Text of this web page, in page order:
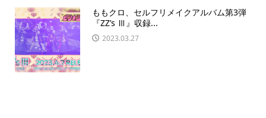
ももクロ、セルフリメイクアルバム第3弾
『ZZ’s Ⅲ』収録...
2023.03.27